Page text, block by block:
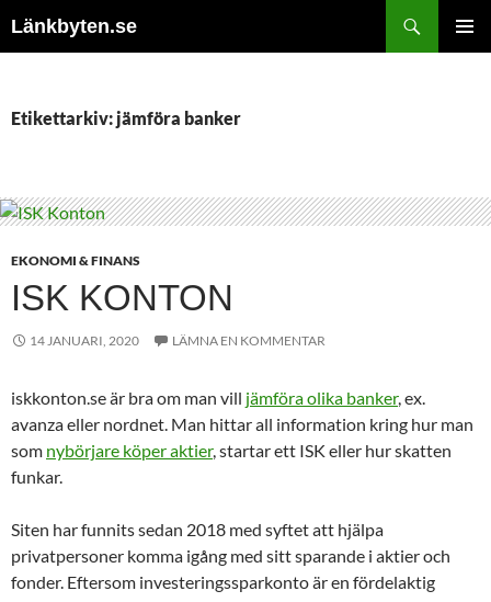
till
Länkbyten.se
Etikettarkiv: jämföra banker
EKONOMI & FINANS
ISK KONTON
14 JANUARI, 2020 LÄMNA EN KOMMENTAR
iskkonton.se är bra om man vill jämföra olika banker, ex.
avanza eller nordnet. Man hittar all information kring hur man
som nybörjare köper aktier, startar ett ISK eller hur skatten
funkar.
Siten har funnits sedan 2018 med syftet att hjälpa
privatpersoner komma igång med sitt sparande i aktier och
fonder. Eftersom investeringssparkonto är en fördelaktig